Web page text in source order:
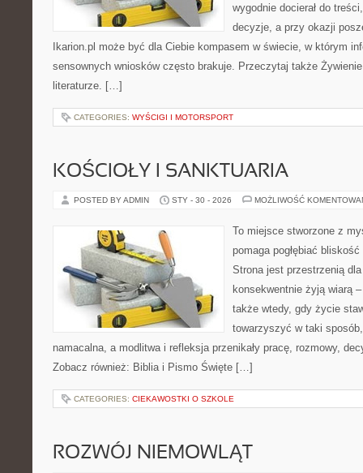
wygodnie docierał do
decyzje, a przy okazji
Ikarion.pl może być dla Ciebie kompasem w świecie, w którym
sensownych wniosków często brakuje. Przeczytaj także
literaturze. […]
CATEGORIES: WYŚCIGI I MOTORSPORT
KOŚCIOŁY I SANKTUARIA
POSTED BY ADMIN STY - 30 - 2026 MOŻLIWOŚĆ
To miejsce stworzone z
pomaga pogłębiać
Strona jest przestrzenią
konsekwentnie żyją wiarą
także wtedy, gdy życie
towarzyszyć w taki
namacalna, a modlitwa i refleksja przenikały pracę, rozmowy,
Zobacz również: Biblia i Pismo Święte […]
CATEGORIES: CIEKAWOSTKI O SZKOLE
ROZWÓJ NIEMOWLĄT